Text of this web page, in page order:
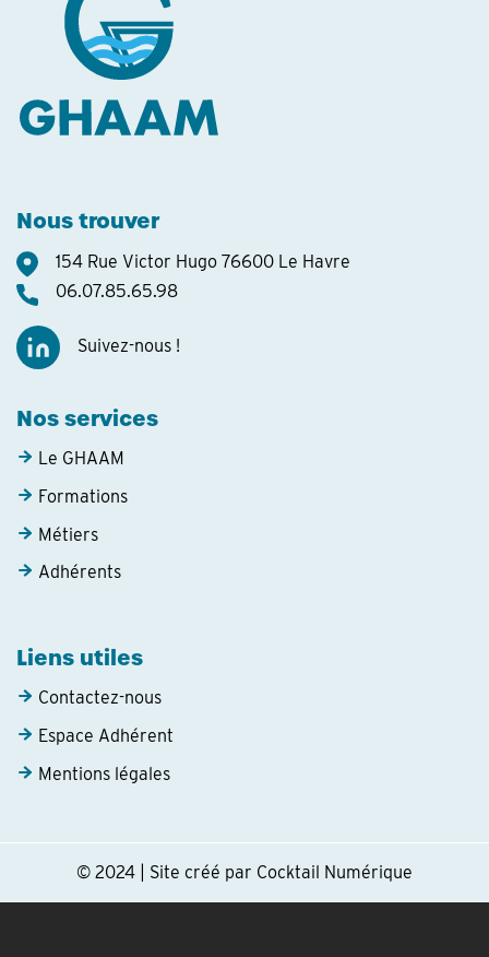
Nous trouver
154 Rue Victor Hugo 76600 Le Havre
06.07.85.65.98
Suivez-nous !
Nos services
Le GHAAM
Formations
Métiers
Adhérents
Liens utiles
Contactez-nous
Espace Adhérent
Mentions légales
© 2024 | Site créé par Cocktail Numérique